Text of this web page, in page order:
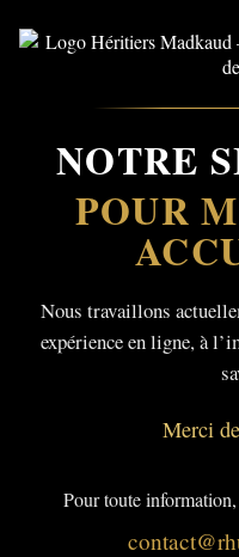
NOTRE
POUR
Nous travaillons
expérience en ligne, à
Merci
Pour toute information,